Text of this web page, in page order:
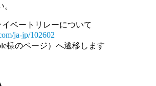
イベートリレーについて
ja-jp/102602
様のページ）へ遷移します